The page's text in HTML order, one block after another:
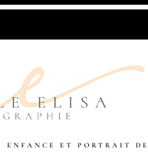
ET PORTRAIT